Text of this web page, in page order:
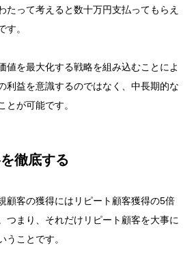
たって考えると数十万円支払ってもらえ
す。
値を最大化する戦略を組み込むことによ
利益を意識するのではなく、中長期的な
とが可能です。
徹底する
顧客の獲得にはリピート顧客獲得の5倍
つまり、それだけリピート顧客を大事に
うことです。